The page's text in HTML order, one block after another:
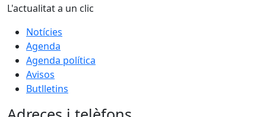
L'actualitat a un clic
Notícies
Agenda
Agenda política
Avisos
Butlletins